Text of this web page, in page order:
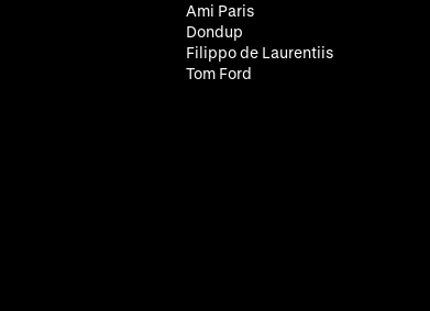
Ami Paris
Dondup
Filippo de Laurentiis
Tom Ford